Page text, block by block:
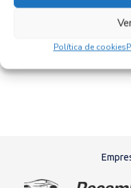
Política de cookies
32,95€ (IVA no incluído)